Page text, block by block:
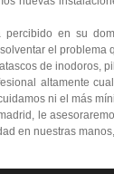
percibido en su
el problema
de inodoros,
altamente
ni el más
le
en nuestras